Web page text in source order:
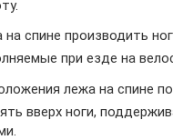
спине производить
при езде на
лежа на спине
вверх ноги,